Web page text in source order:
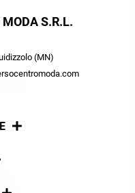
MODA S.R.L.
(MN)
in negozio!
nostri personal shopper e
a te riservate.